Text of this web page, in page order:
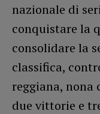
nazionale di
conquistare la
consolidare la
classifica,
reggiana,
due vittorie e